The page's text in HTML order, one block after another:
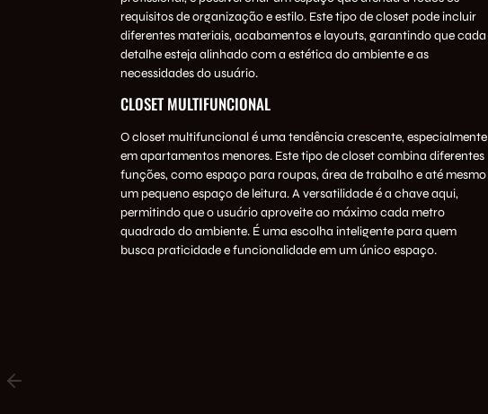
requisitos de organização e estilo. Este tipo de closet pode incluir
diferentes materiais, acabamentos e layouts, garantindo que cada
detalhe esteja alinhado com a estética doambientee as
necessidades do usuário.
CLOSET MULTIFUNCIONAL
O closet multifuncional é uma tendência crescente, especialmente
em apartamentos menores. Este tipo de closet combina diferentes
funções, como espaço para roupas, área de trabalho e até mesmo
um pequeno espaço de leitura. A versatilidade é a chave aqui,
permitindo que o usuário aproveite ao máximo cada metro
quadrado do ambiente. É uma escolha inteligente para quem
busca praticidade e funcionalidade em um único espaço.